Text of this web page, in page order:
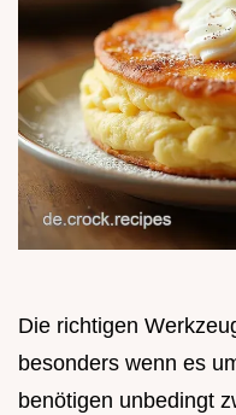
Die richtigen
besonders wenn es
benötigen unbedingt